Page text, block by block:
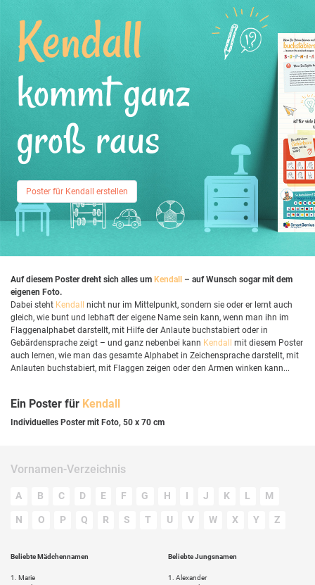
Kendall
kommt ganz
groß raus
Poster für Kendall erstellen
Auf diesem Poster dreht sich alles um Kendall – auf Wunsch sogar mit dem
eigenen Foto.
Dabei steht Kendall nicht nur im Mittelpunkt, sondern sie oder er lernt auch
gleich, wie bunt und lebhaft der eigene Name sein kann, wenn man ihn im
Flaggenalphabet darstellt, mit Hilfe der Anlaute buchstabiert oder in
Gebärdensprache zeigt – und ganz nebenbei kann Kendall mit diesem Poster
auch lernen, wie man das gesamte Alphabet in Zeichensprache darstellt, mit
Anlauten buchstabiert, mit Flaggen zeigen oder den Armen winken kann...
Ein Poster für Kendall
Individuelles Poster mit Foto, 50 x 70 cm
Vornamen-Verzeichnis
A B C D E F G H I J K L M
N O P Q R S T U V W X Y Z
Beliebte Mädchennamen
1.
Marie
Beliebte Jungsnamen
1.
Alexander